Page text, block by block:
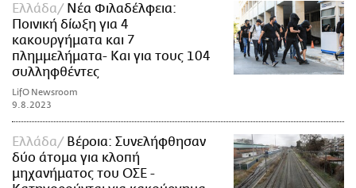
Ελλάδα
Νέα Φιλαδέλφεια:
Ποινική δίωξη για 4
κακουργήματα και 7
πλημμελήματα- Και για τους 104
συλληφθέντες
LifO Newsroom
9.8.2023
Ελλάδα
Βέροια: Συνελήφθησαν
δύο άτομα για κλοπή
μηχανήματος του ΟΣΕ -